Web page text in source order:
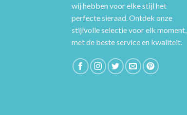
wij hebben voor elke stijl het
perfecte sieraad. Ontdek onze
stijlvolle selectie voor elk moment,
met de beste service en kwaliteit.